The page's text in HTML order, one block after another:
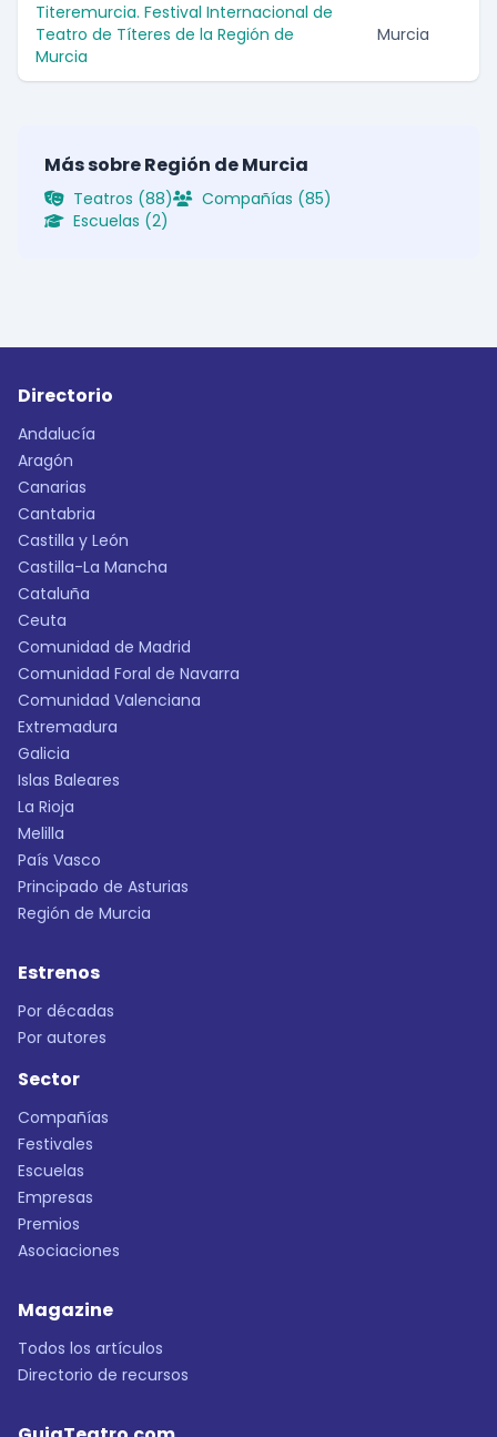
Titeremurcia. Festival Internacional de
Teatro de Títeres de la Región de
Murcia
Murcia
Más sobre Región de Murcia
Teatros (88)
Compañías (85)
Escuelas (2)
Directorio
Andalucía
Aragón
Canarias
Cantabria
Castilla y León
Castilla-La Mancha
Cataluña
Ceuta
Comunidad de Madrid
Comunidad Foral de Navarra
Comunidad Valenciana
Extremadura
Galicia
Islas Baleares
La Rioja
Melilla
País Vasco
Principado de Asturias
Región de Murcia
Estrenos
Por décadas
Por autores
Sector
Compañías
Festivales
Escuelas
Empresas
Premios
Asociaciones
Magazine
Todos los artículos
Directorio de recursos